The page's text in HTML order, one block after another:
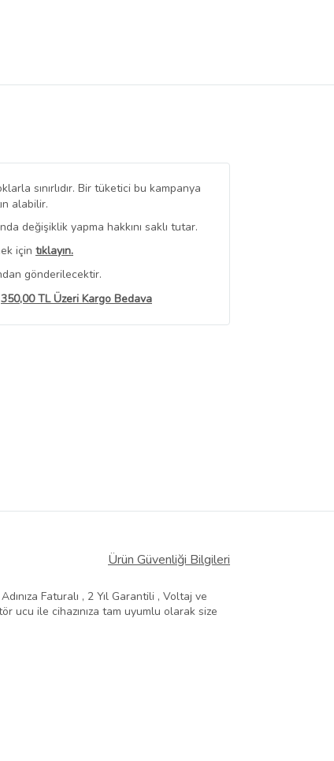
sınırlıdır. Bir tüketici bu kampanya
alabilir.
değişiklik yapma hakkını saklı tutar.
için tıklayın.
gönderilecektir.
350,00 TL Üzeri Kargo Bedava
Ürün Güvenliği Bilgileri
Faturalı , 2 Yıl Garantili , Voltaj ve
ucu ile cihazınıza tam uyumlu olarak size